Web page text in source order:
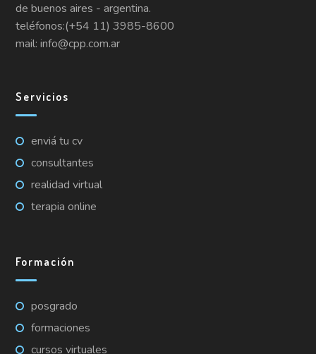
de buenos aires - argentina.
teléfonos:(+54 11) 3985-8600
mail: info@cpp.com.ar
Servicios
enviá tu cv
consultantes
realidad virtual
terapia online
Formación
posgrado
formaciones
cursos virtuales